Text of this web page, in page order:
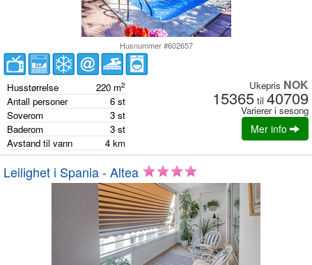
Husnummer #602657
Husstørrelse 220 m2
Antall personer 6 st
Soverom
3 st
Baderom
3 st
Avstand til vann
4 km
Ukepris NOK
15365 til 40709
Varierer i sesong
Mer info
Leilighet i Spania - Altea